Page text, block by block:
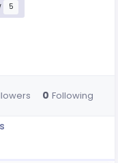
5
0 Following